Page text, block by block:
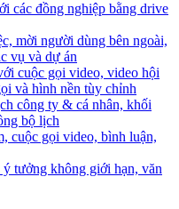
các đồng nghiệp bằng drive
mời người dùng bên ngoài,
vụ và dự án
cuộc gọi video, video hội
và hình nền tùy chỉnh
công ty & cá nhân, khối
bộ lịch
cuộc gọi video, bình luận,
tưởng không giới hạn, văn